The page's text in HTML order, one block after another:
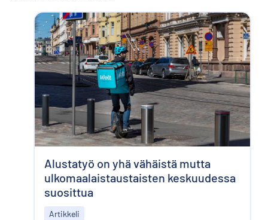
Alustatyö on yhä vähäistä mutta
ulkomaalais­taustaisten keskuudessa
suosittua
Artikkeli